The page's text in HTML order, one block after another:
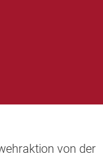
von der